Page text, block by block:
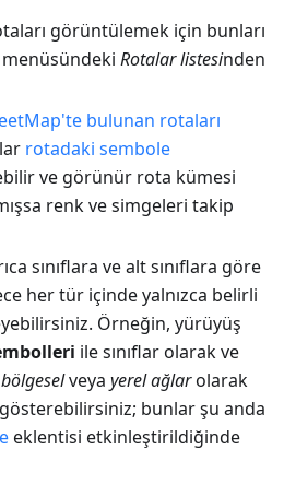
görüntülemek için bunları
menüsündeki Rotalar listesinden
bulunan rotaları
rotadaki sembole
ve görünür rota kümesi
renk ve simgeleri takip
sınıflara ve alt sınıflara göre
her tür içinde yalnızca belirli
Örneğin, yürüyüş
ile sınıflar olarak ve
veya yerel ağlarolarak
bunlar şu anda
eklentisi etkinleştirildiğinde